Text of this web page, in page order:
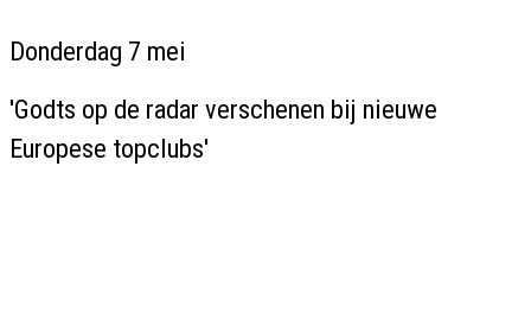
Donderdag 7 mei
'Godts op de radar verschenen bij nieuwe
Europese topclubs'